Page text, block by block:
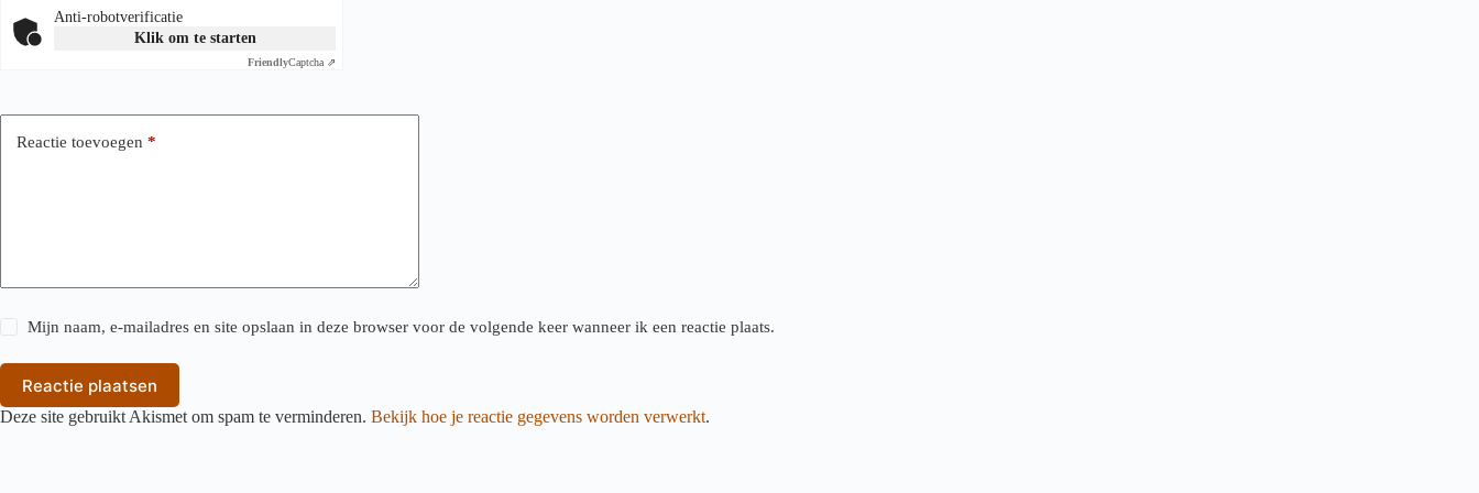
Anti-robotverificatie
Klik om te starten
FriendlyCaptcha ⇗
Reactie toevoegen *
Mijn naam, e-mailadres en site opslaan in deze browser voor de volgende keer wanneer ik een reactie plaats.
Reactie plaatsen
Deze site gebruikt Akismet om spam te verminderen. Bekijk hoe je reactie gegevens worden verwerkt.